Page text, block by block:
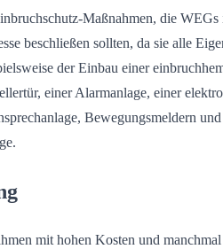
Maßnahmen, die WEGs
beschließen sollten, da sie alle
der Einbau einer
einer Alarmanlage, einer
Bewegungsmeldern
mit hohen Kosten und